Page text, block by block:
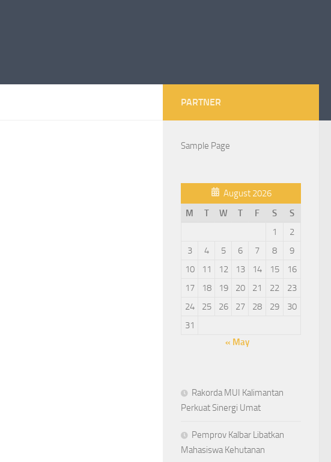
PARTNER
Sample Page
August 2026
M
T W T F S
S
1
2
3
4 5 6 7 8
9
10
11 12 13 14 15
16
17
18 19 20 21 22
23
24
25 26 27 28 29
30
31
« May
Rakorda MUI Kalimantan
Perkuat Sinergi Umat
Pemprov Kalbar Libatkan
Mahasiswa Kehutanan